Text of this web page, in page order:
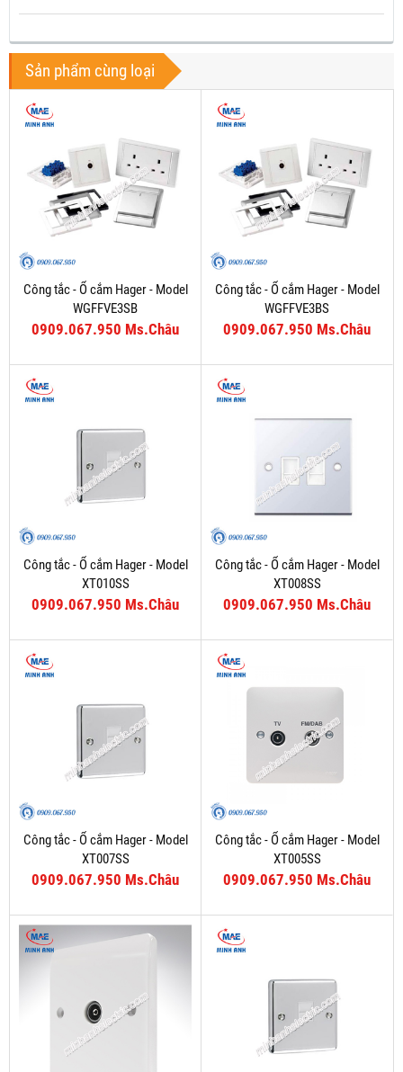
Sản phẩm cùng loại
Công tắc - Ổ cắm Hager - Model
WGFFVE3SB
0909.067.950 Ms.Châu
Công tắc - Ổ cắm Hager - Model
WGFFVE3BS
0909.067.950 Ms.Châu
Công tắc - Ổ cắm Hager - Model
XT010SS
0909.067.950 Ms.Châu
Công tắc - Ổ cắm Hager - Model
XT008SS
0909.067.950 Ms.Châu
Công tắc - Ổ cắm Hager - Model
XT007SS
0909.067.950 Ms.Châu
Công tắc - Ổ cắm Hager - Model
XT005SS
0909.067.950 Ms.Châu